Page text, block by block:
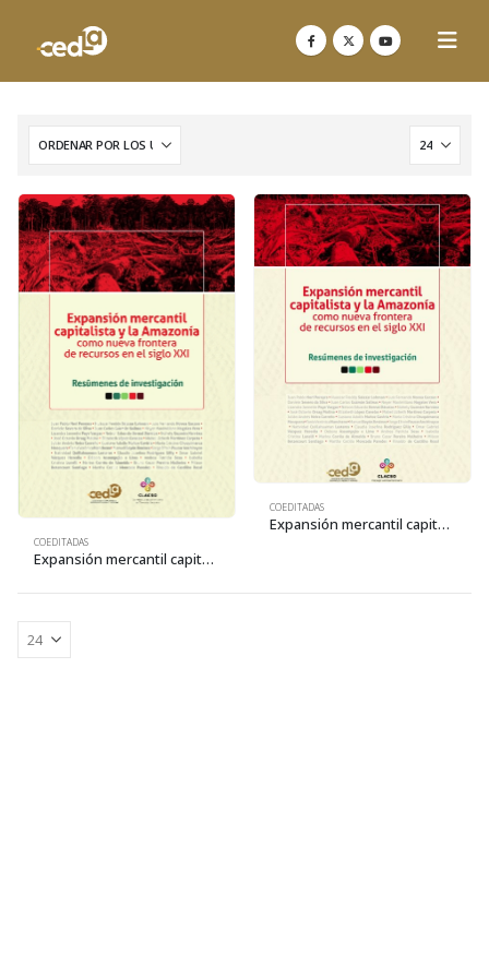
COEDITADAS
Expansión mercantil capitalista y la Amazonía como nueva frontera de recursos en el siglo XXI – Segunda edición
COEDITADAS
Expansión mercantil capitalista y la Amazonía como nueva frontera de recursos en el siglo XXI – Primera edición